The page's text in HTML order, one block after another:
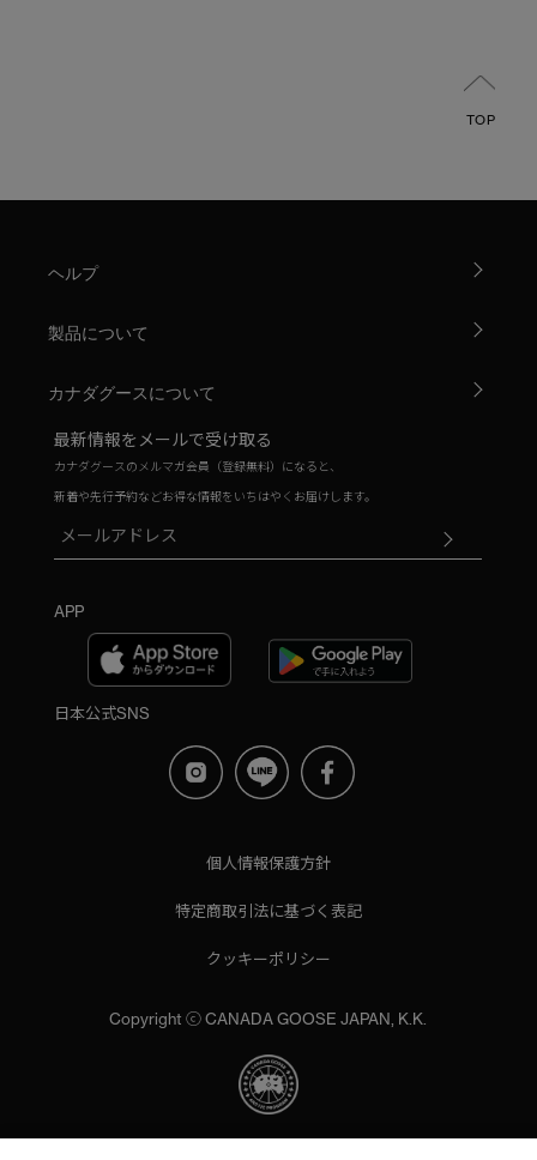
TOP
ヘルプ
製品について
カナダグースについて
最新情報をメールで受け取る
カナダグースのメルマガ会員（登録無料）になると、
新着や先行予約などお得な情報をいちはやくお届けします。
APP
日本公式SNS
個人情報保護方針
特定商取引法に基づく表記
クッキーポリシー
Copyright ⓒ CANADA GOOSE JAPAN, K.K.